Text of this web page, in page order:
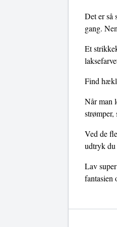
Det er så
gang.
Et
Find
Når man
Ved de
udtryk du
Lav
fantasien